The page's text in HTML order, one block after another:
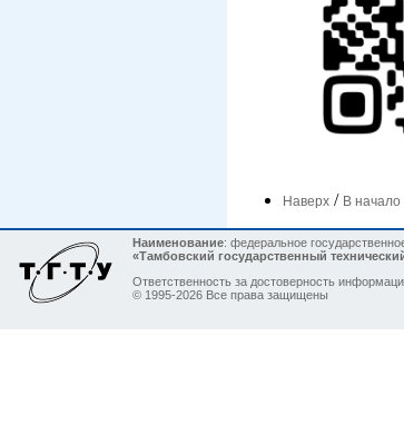
Наверх / В
Наименование: федеральное
«Тамбовский государственный
Ответственность за достоверность
© 1995-2026 Все права защищены